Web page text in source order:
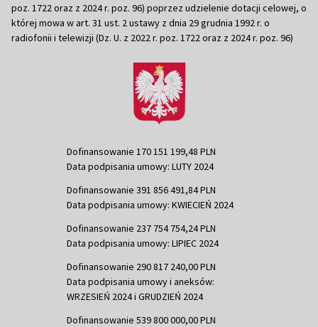
poz. 1722 oraz z 2024 r. poz. 96) poprzez udzielenie dotacji celowej, o
której mowa w art. 31 ust. 2 ustawy z dnia 29 grudnia 1992 r. o
radiofonii i telewizji (Dz. U. z 2022 r. poz. 1722 oraz z 2024 r. poz. 96)
Dofinansowanie 170 151 199,48 PLN
Data podpisania umowy: LUTY 2024
Dofinansowanie 391 856 491,84 PLN
Data podpisania umowy: KWIECIEŃ 2024
Dofinansowanie 237 754 754,24 PLN
Data podpisania umowy: LIPIEC 2024
Dofinansowanie 290 817 240,00 PLN
Data podpisania umowy i aneksów:
WRZESIEŃ 2024 i GRUDZIEŃ 2024
Dofinansowanie 539 800 000,00 PLN